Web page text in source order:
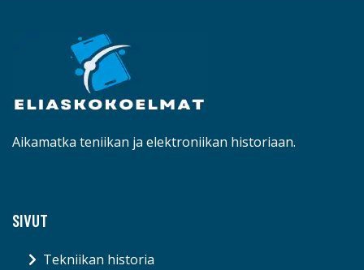
Aikamatka teniikan ja elektroniikan historiaan.
SIVUT
Tekniikan historia